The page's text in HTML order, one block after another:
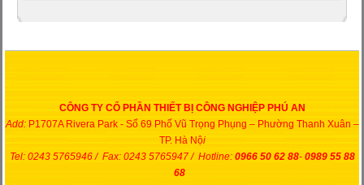
CÔNG TY CỔ PHẦN THIẾT BỊ CÔNG NGHIỆP PHÚ AN
Add:P1707A Rivera Park - Số 69 Phố Vũ Trọng Phụng – Phường Thanh Xuân –
TP. Hà Nội
Tel: 0243 5765946 / Fax: 0243 5765947 / Hotline: 0966 50 62 88- 0989 55 88
68